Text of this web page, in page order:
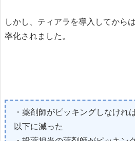
しかし、ティアラを導入してから
率化されました。
・薬剤師がピッキングしなけれ
以下に減った